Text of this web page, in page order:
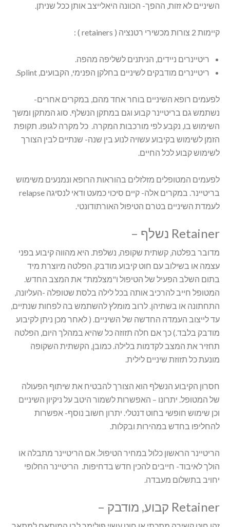
השיניים לא זזות, ההפך- הכוונה היאלייצב אותן ככל שניתן.
קיימות 2 צורות מכשירי רטנציה ( retainers ) :
ריטיינרים ניידים, הניתנים לשליפה מהפה.
ריטיינרים מודבקים לשיניים בחלקן הפנימי, הקבועים, Splint.
לפעמים רופא השיניים בוחר אחד מהם, במקרים אחרים-
נשתמש גם בריטיינר קבוע וגם במתקן הנשלף. סוג המתקן ומשך
השימוש בו, נקבע לפי מורכבות המקרה. כל מקרה לגופו. תקופת
הזמן לשימוש בקיבוע עשויה לנוע בין שנה- שנתיים לבין הצורך
לשימוש קבוע לכל החיים.
לפעמים המטופלים מזלזלים בהוראות הרופא ונמנעים משימוש
בריטיינר. במקרים אלה- קיים סיכוי כמעט ודאי לנסיגה relapse
לעמדת השיניים בטרם הטיפול האורתודונטי.
Retainer נשלף –
מדובר בפלטה, קשתית שקופה, נשלפת. היא מהווה קיבוע בפני
עצמה או בשילוב עם חוט קיבוע מודבק. הפלטה מיוצרת מיד
בתום השלב הפעיל של הטיפול ו"מצלמת" את המצב החדש.
המטופל חייב להרכיב אותה בכל לילה בלסת שטופלה -העליונה,
התחתונה או בשתיהן. לרוב מומלץ להשתמש בה לפחות שנתיים,
עד לייצוב העמדה החדשה של השיניים. ( לאחר מכן ניתן לקיבוע
מודבק בלבד.) כך אם חלה תזוזה כל שהיא במהלך היום, הפלטה
תחזיר את המצב לקדמות בלילה. כמובן, הקשתית השקופה
מונעת כל תזוזת שיניים לילית.
חסרון הקיבוע הנשלף הוא הצורך להבטיח את שיתוף הפעולה
של המטופל. יתרונו – האפשרות לשמור היטב על ניקיון השיניים
וכן שימוש חופשי בחוט דנטלי. יתרון חשוב נוסף- אפשרות
להחליפו בחדש במהירות ובקלות.
הריטיינר הראשון כלול במחיר הטיפול. אם הריטיינר מתבלה או
הולך לאיבוד- חייבים להכין חדש בדחיפות. הריטיינר החלופי
יחויב בתשלום מעבדה.
Retainer קבוע, מודבק –